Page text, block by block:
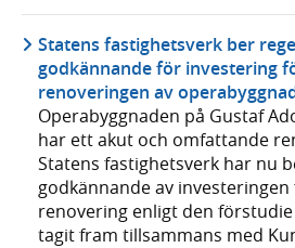
Statens fastighetsverk ber
godkännande för investering
renoveringen av
Operabyggnaden på Gustaf
har ett akut och omfattande
Statens fastighetsverk har nu
godkännande av
renovering enligt den
tagit fram tillsammans med